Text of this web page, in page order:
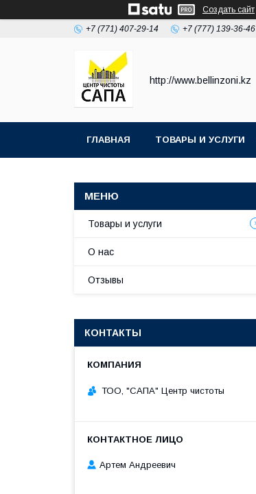
Создать сайт
+7 (771) 407-29-14 +7 (777) 139-36-46
http://www.bellinzoni.kz
ГЛАВНАЯ ТОВАРЫ И УСЛУГИ
Товары и услуги
О нас
Отзывы
КОНТАКТЫ
ТОО, "САПА" Центр чистоты
Артем Андреевич